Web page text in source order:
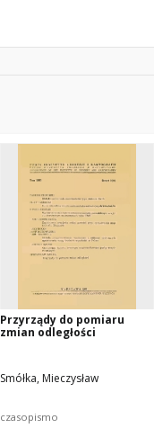
Przyrządy do pomiaru
zmian odległości
Smółka, Mieczysław
czasopismo